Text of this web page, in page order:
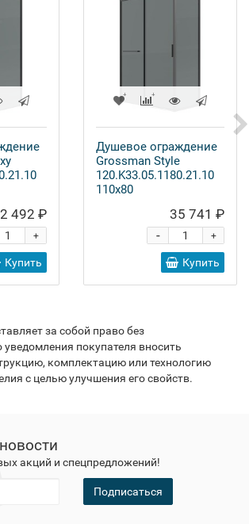
492 ₽
+
Купить
Душевое ограждение
Grossman Style
120.K33.05.1180.21.10
110x80
35 741 ₽
+
-
Купить
за собой право без
уведомления покупателя вносить
комплектацию или технологию
с целью улучшения его свойств.
акций и спецпредложений!
Подписаться